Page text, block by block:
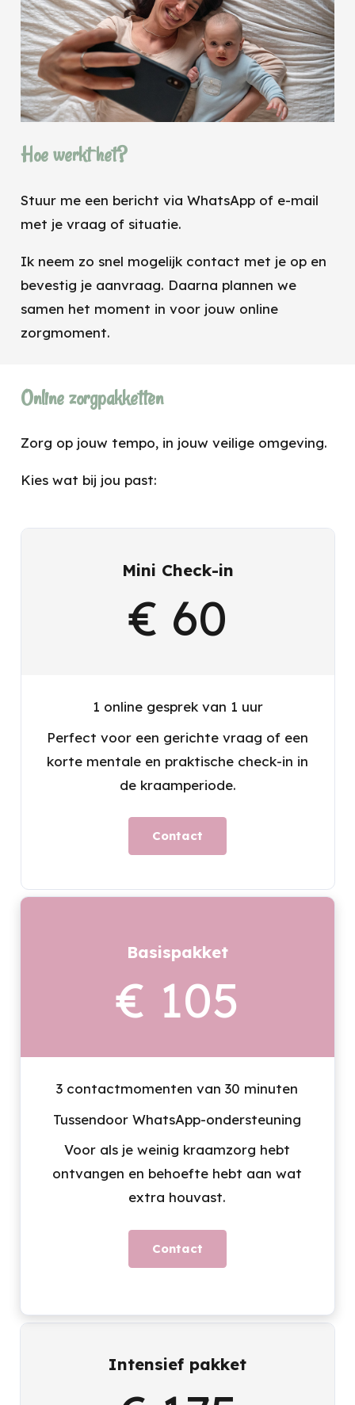
Hoe werkt het?
Stuur me een bericht via WhatsApp of e-mail
met je vraag of situatie.
Ik neem zo snel mogelijk contact met je op en
bevestig je aanvraag. Daarna plannen we
samen het moment in voor jouw online
zorgmoment.
Online zorgpakketten
Zorg op jouw tempo, in jouw veilige omgeving.
Kies wat bij jou past:
Mini Check-in
€ 60
1 online gesprek van 1 uur
Perfect voor een gerichte vraag of een
korte mentale en praktische check-in in
de kraamperiode.
Contact
Basispakket
€ 105
3 contactmomenten van 30 minuten
Tussendoor WhatsApp-ondersteuning
Voor als je weinig kraamzorg hebt
ontvangen en behoefte hebt aan wat
extra houvast.
Contact
Intensief pakket